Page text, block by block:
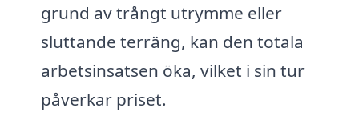
grund av trångt utrymme eller
sluttande terräng, kan den totala
arbetsinsatsen öka, vilket i sin tur
påverkar priset.